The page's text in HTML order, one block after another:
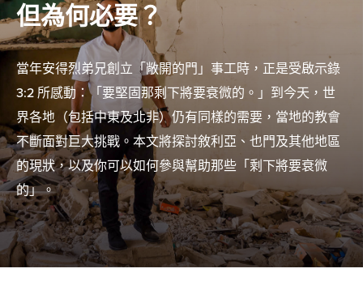
但為何必要？
當年安得烈弟兄創立「敞開的門」事工時，正是受啟示錄
3:2 所感動：「要堅固那剩下將要衰微的。」到今天，世
界各地（包括中東及北非）仍有同樣的需要，當地的教會
不斷面對巨大挑戰。本文將探討敘利亞、也門及其他地區
的現狀，以及你可以如何參與幫助那些「剩下將要衰微
的」。